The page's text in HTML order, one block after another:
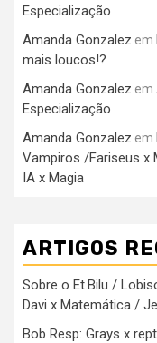
Especialização
Amanda Gonzalez em
mais loucos!?
Amanda Gonzalez em
Especialização
Amanda Gonzalez em
Vampiros /Fariseus x
IA x Magia
ARTIGOS
Sobre o Et.Bilu /
Davi x Matemática /
Bob Resp: Grays x